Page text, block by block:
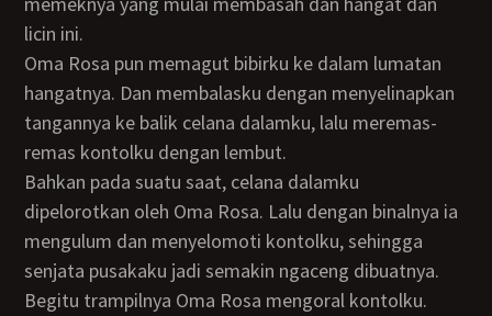
licin ini.
Oma Rosa pun memagut bibirku ke dalam lumatan
hangatnya. Dan membalasku dengan menyelinapkan
tangannya ke balik celana dalamku, lalu meremas-
remas kontolku dengan lembut.
Bahkan pada suatu saat, celana dalamku
dipelorotkan oleh Oma Rosa. Lalu dengan binalnya ia
mengulum dan menyelomoti kontolku, sehingga
senjata pusakaku jadi semakin ngaceng dibuatnya.
Begitu trampilnya Oma Rosa mengoral kontolku.